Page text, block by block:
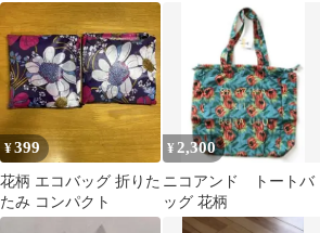
ス柄
¥399
花柄 エコバッグ 折りた
たみ コンパクト
¥2,300
ニコアンド トートバ
ッグ 花柄